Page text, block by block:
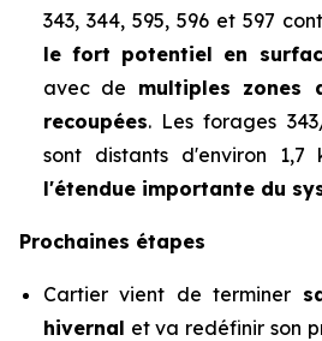
343, 344, 595, 596 et 597
le fort potentiel en
avec de multiples zones
recoupées. Les forages
sont distants d'environ 1,7
l'étendue importante du
Prochaines étapes
Cartier vient de terminer
hivernal et va redéfinir son